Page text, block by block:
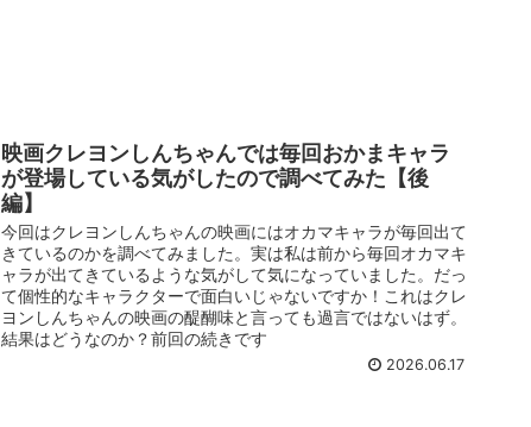
映画クレヨンしんちゃんでは毎回おかまキャラ
が登場している気がしたので調べてみた【後
編】
今回はクレヨンしんちゃんの映画にはオカマキャラが毎回出て
きているのかを調べてみました。実は私は前から毎回オカマキ
ャラが出てきているような気がして気になっていました。だっ
て個性的なキャラクターで面白いじゃないですか！これはクレ
ヨンしんちゃんの映画の醍醐味と言っても過言ではないはず。
結果はどうなのか？前回の続きです
2026.06.17